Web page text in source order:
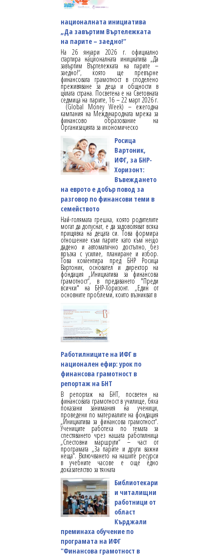
националната инициатива
„Да завъртим Въртележката
на парите – заедно!“
На 26 януари 2026 г. официално
стартира националната инициатива „Да
завъртим Въртележката на парите –
заедно!“, която ще превърне
финансовата грамотност в споделено
преживяване за деца и общности в
цялата страна. Посветена е на Световната
седмица на парите, 16 – 22 март 2026 г.
(Global Money Week) – ежегодна
кампания на Международната мрежа за
финансово образование на
Организацията за икономическо
Росица
Вартоник,
ИФГ, за БНР-
Хоризонт:
Въвеждането
на еврото е добър повод за
разговор по финансови теми в
семейството
Най-голямата грешка, която родителите
могат да допуснат, е да задоволяват всяка
прищявка на децата си. Това формира
отношение към парите като към нещо
дадено и автоматично достъпно, без
връзка с усилие, планиране и избор.
Това коментира пред БНР Росица
Вартоник, основател и директор на
фондация „Инициатива за финансова
грамотност“, в предаването "Преди
всички" на БНР-Хоризонт. „Един от
основните проблеми, които възникват в
Работилниците на ИФГ в
национален ефир: урок по
финансова грамотност в
репортаж на БНТ
В репортаж на БНТ, посветен на
финансовата грамотност в училище, бяха
показани занимания на ученици,
проведени по материалите на фондация
„Инициатива за финансова грамотност“.
Учениците работеха по темата за
спестяването чрез нашата работилница
„Спестовни маршрути“ – част от
програмата „За парите и други важни
неща“. Включването на нашите ресурси
в учебните часове е още едно
доказателство за тяхната
Библиотекари
и читалищни
работници от
област
Кърджали
преминаха обучение по
програмата на ИФГ
"Финансова грамотност в